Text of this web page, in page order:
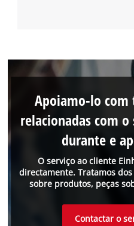
O serviço ao cliente
directamente. Tratamos
sobre produtos, peças
Apoiamo-lo com
relacionadas com
durante e
Contactar o